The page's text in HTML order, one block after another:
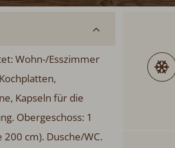
Esszimmer mit
Backofen,
Kaffeemaschine
Zimmer mit 1
Terrassenmöbel.